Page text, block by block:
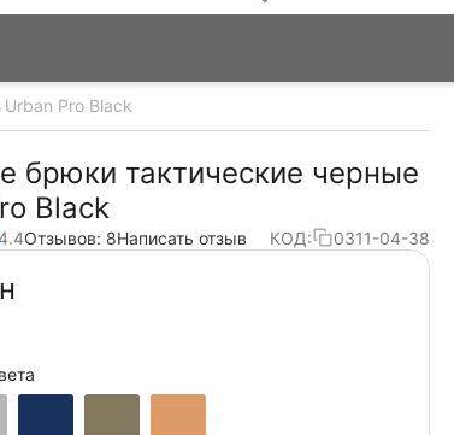
Pro Black
брюки тактические черные
Black
Отзывов: 8Написать отзыв КОД: 0311-04-38